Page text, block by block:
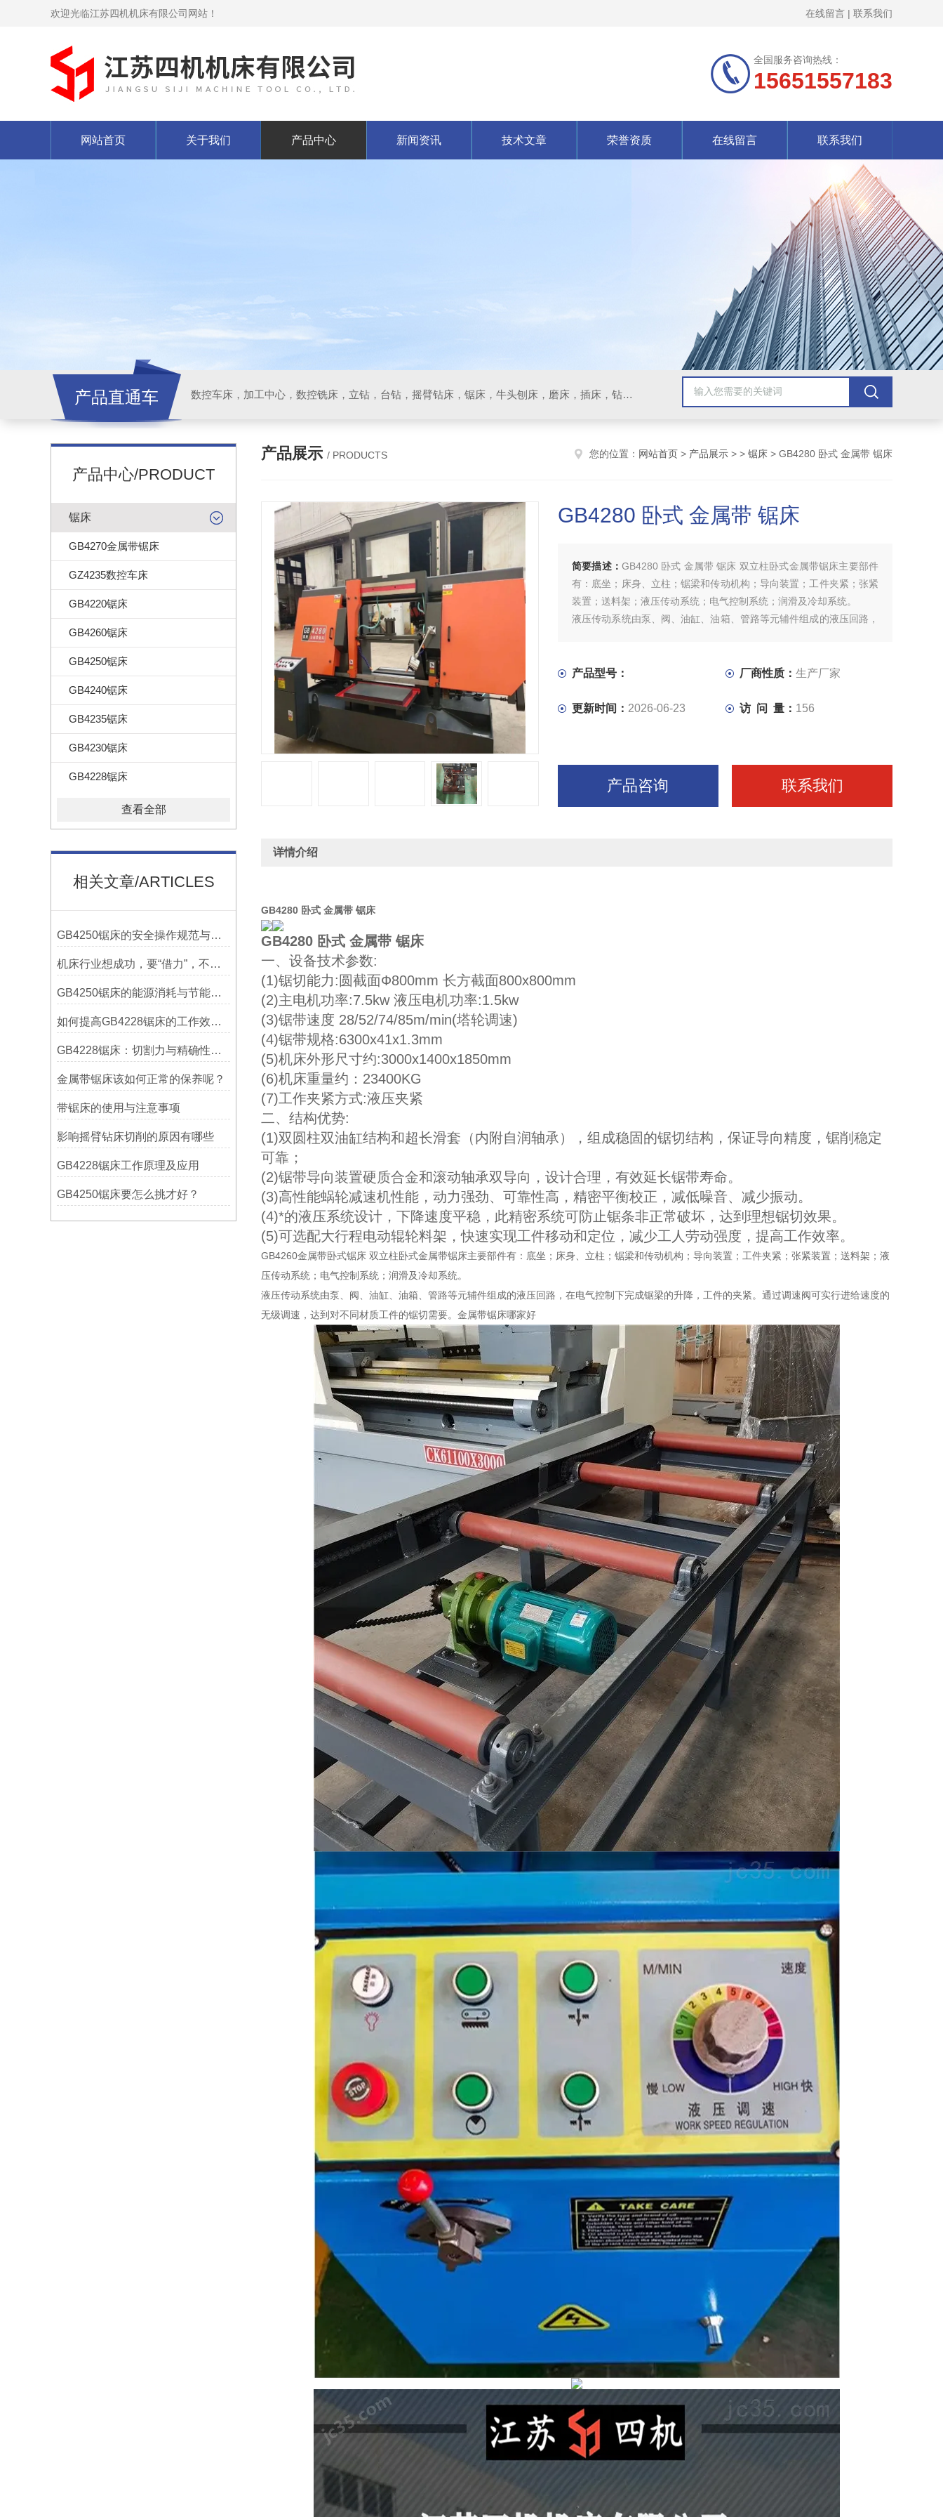
欢迎光临江苏四机机床有限公司网站！ 在线留言 | 联系我们
全国服务咨询热线：
15651557183
网站首页 关于我们 产品中心 新闻资讯 技术文章 荣誉资质 在线留言 联系我们
产品直通车 数控车床，加工中心，数控铣床，立钻，台钻，摇臂钻床，锯床，牛头刨床，磨床，插床，钻铣床，滚齿机
产品中心/PRODUCT
锯床
GB4270金属带锯床
GZ4235数控车床
GB4220锯床
GB4260锯床
GB4250锯床
GB4240锯床
GB4235锯床
GB4230锯床
GB4228锯床
查看全部
相关文章/ARTICLES
GB4250锯床的安全操作规范与注意事项
机床行业想成功，要“借力”，不要“尽力”！
GB4250锯床的能源消耗与节能措施
如何提高GB4228锯床的工作效率？
GB4228锯床：切割力与精确性的结合
金属带锯床该如何正常的保养呢？
带锯床的使用与注意事项
影响摇臂钻床切削的原因有哪些
GB4228锯床工作原理及应用
GB4250锯床要怎么挑才好？
产品展示 / PRODUCTS 您的位置： 网站首页 > 产品展示 > > 锯床 > GB4280 卧式 金属带 锯床
GB4280 卧式 金属带 锯床
简要描述： GB4280 卧式 金属带 锯床 双立柱卧式金属带锯床主要部件
有：底坐；床身、立柱；锯梁和传动机构；导向装置；工件夹紧；张紧
装置；送料架；液压传动系统；电气控制系统；润滑及冷却系统。
液压传动系统由泵、阀、油缸、油箱、管路等元辅件组成的液压回路，
产品型号： 厂商性质： 生产厂家
更新时间： 2026-06-23 访 问 量： 156
产品咨询 联系我们
详情介绍
GB4280 卧式 金属带 锯床
GB4280 卧式 金属带 锯床
一、设备技术参数:
(1)锯切能力:圆截面Ф800mm 长方截面800x800mm
(2)主电机功率:7.5kw 液压电机功率:1.5kw
(3)锯带速度 28/52/74/85m/min(塔轮调速)
(4)锯带规格:6300x41x1.3mm
(5)机床外形尺寸约:3000x1400x1850mm
(6)机床重量约：23400KG
(7)工作夹紧方式:液压夹紧
二、结构优势:
(1)双圆柱双油缸结构和超长滑套（内附自润轴承），组成稳固的锯切结构，保证导向精度，锯削稳定
可靠；
(2)锯带导向装置硬质合金和滚动轴承双导向，设计合理，有效延长锯带寿命。
(3)高性能蜗轮减速机性能，动力强劲、可靠性高，精密平衡校正，减低噪音、减少振动。
(4)*的液压系统设计，下降速度平稳，此精密系统可防止锯条非正常破坏，达到理想锯切效果。
(5)可选配大行程电动辊轮料架，快速实现工件移动和定位，减少工人劳动强度，提高工作效率。
GB4260金属带卧式锯床 双立柱卧式金属带锯床主要部件有：底坐；床身、立柱；锯梁和传动机构；导向装置；工件夹紧；张紧装置；送料架；液
压传动系统；电气控制系统；润滑及冷却系统。
液压传动系统由泵、阀、油缸、油箱、管路等元辅件组成的液压回路，在电气控制下完成锯梁的升降，工件的夹紧。通过调速阀可实行进给速度的
无级调速，达到对不同材质工件的锯切需要。金属带锯床哪家好